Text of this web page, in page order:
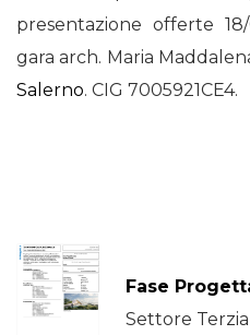
presentazione offerte
gara arch. Maria
Salerno. CIG 7005921CE4.
Fase
Settore